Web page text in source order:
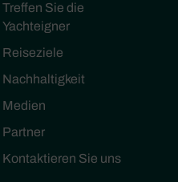
Treffen Sie die
Yachteigner
Reiseziele
Nachhaltigkeit
Medien
Partner
Kontaktieren Sie uns